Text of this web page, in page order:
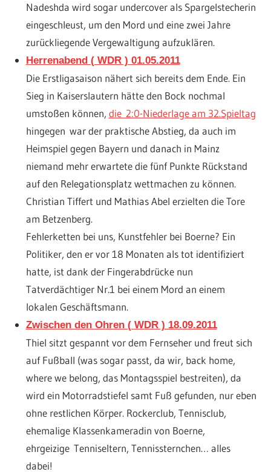
Nadeshda wird sogar undercover als Spargelstecherin
eingeschleust, um den Mord und eine zwei Jahre
zurückliegende Vergewaltigung aufzuklären.
Herrenabend ( WDR ) 01.05.2011
Die Erstligasaison nähert sich bereits dem Ende. Ein
Sieg in Kaiserslautern hätte den Bock nochmal
umstoßen können, die 2:0-Niederlage am 32.Spieltag
hingegen war der praktische Abstieg, da auch im
Heimspiel gegen Bayern und danach in Mainz
niemand mehr erwartete die fünf Punkte Rückstand
auf den Relegationsplatz wettmachen zu können.
Christian Tiffert und Mathias Abel erzielten die Tore
am Betzenberg.
Fehlerketten bei uns, Kunstfehler bei Boerne? Ein
Politiker, den er vor 18 Monaten als tot identifiziert
hatte, ist dank der Fingerabdrücke nun
Tatverdächtiger Nr.1 bei einem Mord an einem
lokalen Geschäftsmann.
Zwischen den Ohren ( WDR ) 18.09.2011
Thiel sitzt gespannt vor dem Fernseher und freut sich
auf Fußball (was sogar passt, da wir, back home,
where we belong, das Montagsspiel bestreiten), da
wird ein Motorradstiefel samt Fuß gefunden, nur eben
ohne restlichen Körper. Rockerclub, Tennisclub,
ehemalige Klassenkameradin von Boerne,
ehrgeizige Tenniseltern, Tennissternchen… alles
dabei!